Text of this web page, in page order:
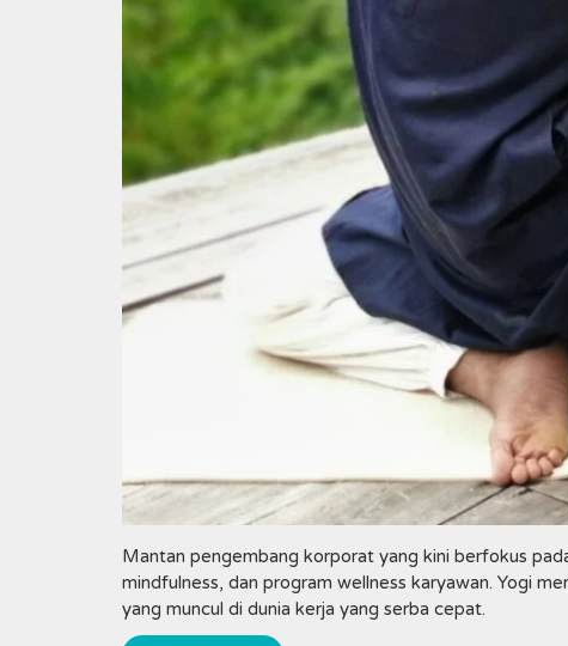
Mantan pengembang korporat yang kini berfokus
mindfulness, dan program wellness karyawan. Yogi
yang muncul di dunia kerja yang serba cepat.